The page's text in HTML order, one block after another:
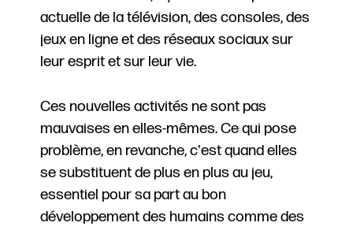
actuelle de la télévision, des consoles, des
jeux en ligne et des réseaux sociaux sur
leur esprit et sur leur vie.
Ces nouvelles activités ne sont pas
mauvaises en elles-mêmes. Ce qui pose
problème, en revanche, c'est quand elles
se substituent de plus en plus au jeu,
essentiel pour sa part au bon
développement des humains comme des